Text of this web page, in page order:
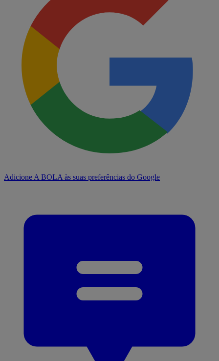
Adicione A BOLA às suas preferências do Google